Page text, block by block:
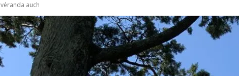
véranda auch